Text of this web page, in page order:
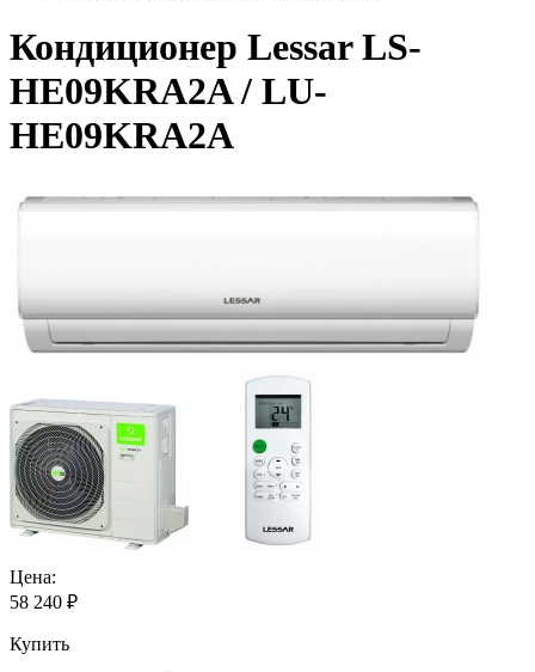
Кондиционер Lessar LS-
HE09KRA2A / LU-
HE09KRA2A
Цена:
58 240 ₽
Купить